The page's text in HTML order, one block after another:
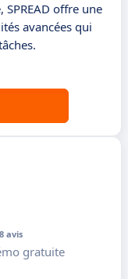
offre une
avancées qui
8 avis
gratuite